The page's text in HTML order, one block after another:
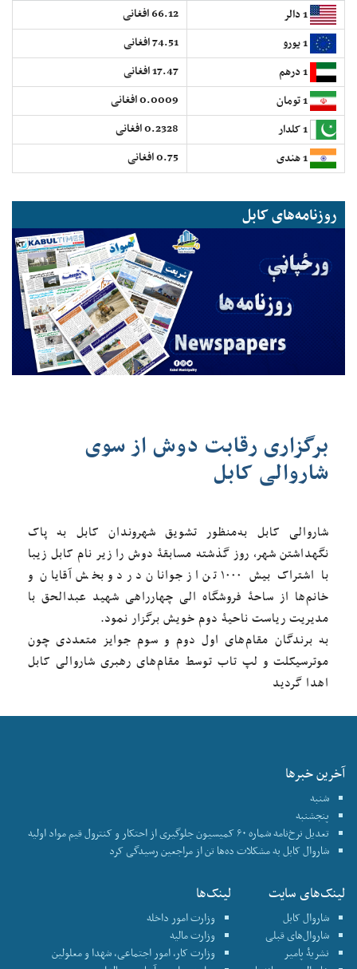
66.12 افغانی
74.51 افغانی
17.47 افغانی
0.0009 افغانی
0.2328 افغانی
0.75 افغانی
روزنامه‌های کابل
برگزاری رقابت دوش از سوی
شاروالی کابل
شاروالی کابل به‌منظور تشویق شهروندان کابل به پاک
نگهداشتن شهر، روز گذشته مسابقۀ دوش را زیر نام کابل زیبا
با اشتراک بیش ۱۰۰۰ تن از جوانان در دو بخش آقایان و
خانم‌ها از ساحۀ فروشگاه الی چهارراهی شهید عبدالحق با
مدیریت ریاست ناحیۀ دوم خویش برگزار نمود.
به برندگان مقام‌های اول دوم و سوم جوایز متعددی چون
موترسیکلت و لپ تاب توسط مقام‌های رهبری شاروالی کابل
اهدا گردید
آخرین خبرها
شنبه
پنجشنبه
تعدیل نرخ‌نامه شماره ۶۰ کمیسیون جلوگیری از احتکار و کنترول قیم مواد اولیه
شاروال کابل به مشکلات ده‌ها تن از مراجعین رسیدگی کرد
لینک‌های سایت
شاروال کابل
شاروال‌های قبلی
نشریۀ پامیر
لینک‌ها
وزارت امور داخله
وزارت مالیه
وزارت کار، امور اجتماعی، شهدا و معلولین